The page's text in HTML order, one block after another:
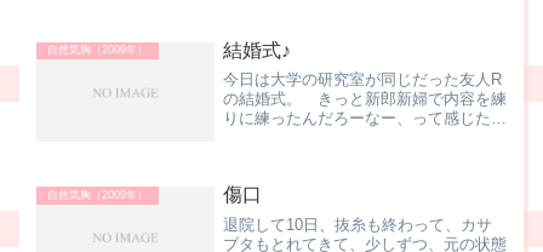
すための空間で発症したワケ...
自然気胸（2009年） 結婚式♪
今日は大学の研究室が同じだった友人R
の結婚式。 きっと新郎新婦で内容を練
りに練ったんだろーなー、って感じた、
式でした。 久しぶりにあ...
自然気胸（2009年） 傷口
退院して10日、抜糸も終わって、カサ
ブタもとれてきて、少しずつ、元の状態